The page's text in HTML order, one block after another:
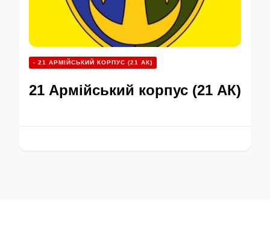
- 21 АРМІЙСЬКИЙ КОРПУС (21 АК)
21 Армійський корпус (21 АК)